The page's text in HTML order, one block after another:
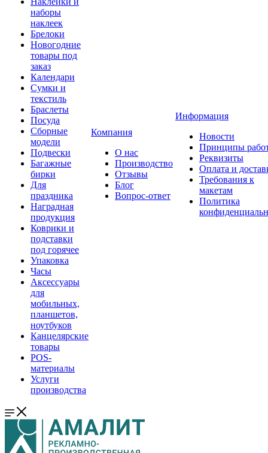
наборы
наклеек
Брелоки
Новогодние
товары под
заказ
Календари
Сумки и
текстиль
Браслеты
Посуда
Сборные
модели
Подвески
Багажные
бирки
Для
праздника
Наградная
продукция
Коврики и
подставки
под горячее
Упаковка
Часы
Аксессуары
для
мобильных,
планшетов,
ноутбуков
Канцелярские
товары
POS-
материалы
Услуги
производства
Компания
О нас
Производство
Отзывы
Блог
Вопрос-ответ
Информация
Новости
Принципы
Реквизиты
Оплата и
Требования к
макетам
Политика